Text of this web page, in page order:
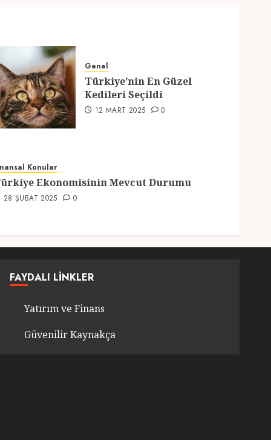
1
2
3
Türkiye’nin En Güzel
Kedileri Seçildi
Seyahat
Türkiyede Gezilecek
Yerler
Genel
Türkiye’nin En Güzel
Kedileri Seçildi
12 MART 2025 0
Konular
Ekonomisinin Mevcut Durumu
28 ŞUBAT 2025 0
FAYDALI LINKLER
Yatırım ve Finans
Güvenilir Kaynakça